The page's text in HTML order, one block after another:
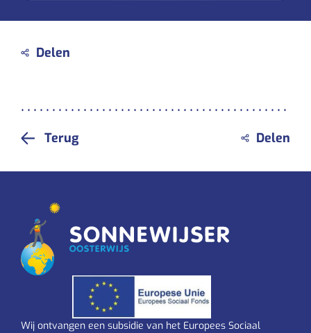
Terug
Wij ontvangen een subsidie van het Europees Sociaal